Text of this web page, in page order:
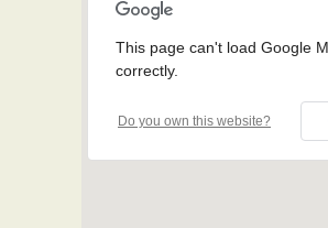
This page can't load Google
correctly.
Do you own this website?